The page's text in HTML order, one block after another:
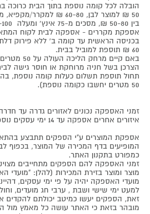
בין 50-80 ₪, מסכים מ-75 אינץ' ומעלה 80-100 ₪.
אספקת מקררים - אספקה לבית לקוח
בכניסה הראשית עד קומה ב' ללא פירוק
60 ₪ תוספת למוביל בבית.
באם קיים מרחק
הצרכן בשל חניה מרוחקת או חוסר גישה
תחול תוספת תשלום כעלות קומה נוספת,
50 מטרים יחשבו כקומה נוספת).
זמני האספקה נכונים לאזורים גדרה עד
איזורים אחרים אספקה עד 14 ימי עסקים נוספים
אספקת המוצרים ע"י הספקים תתבצע
המופיעים בדף המכירה של המוצר, בכפוף
כמפורט בתקנון האתר.
זמני האספקה להם הספקים מתחייבים
מוצר ומוצר בזירת המכירות (להלן: "מועדי
מועדי האספקה יהיה על פי ימי עסקים,
למעט ימי שישי ושבת , ערבי חג מועדים,
זאת, הספקים יעשו כמיטב יכולתם
מובהר בזאת כי האתר עושה כל מאמץ מול